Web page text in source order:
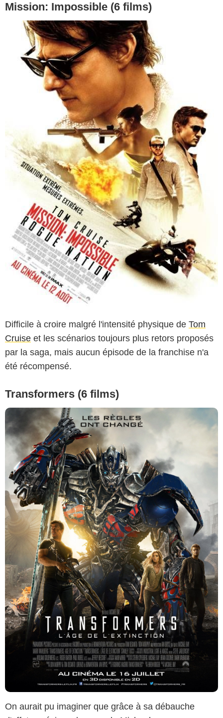
Mission: Impossible (6 films)
Difficile à croire malgré l'intensité physique de Tom
Cruise et les scénarios toujours plus retors proposés
par la saga, mais aucun épisode de la franchise n'a
été récompensé.
Transformers (6 films)
On aurait pu imaginer que grâce à sa débauche